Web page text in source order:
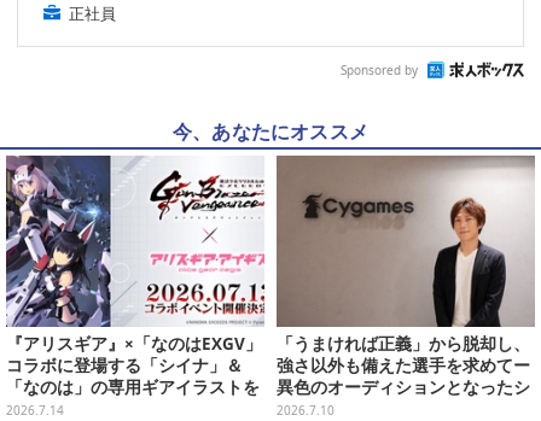
正社員
Sponsored by
今、あなたにオススメ
『アリスギア』×「なのはEXGV」
コラボに登場する「シイナ」＆
「なのは」の専用ギアイラストを
大公開！ なんと「なのは」は本邦
2026.7.14
「うまければ正義」から脱却し、
強さ以外も備えた選手を求めてー
異色のオーディションとなったシ
ャドバ合宿の“狙い”【インタビュ
2026.7.10